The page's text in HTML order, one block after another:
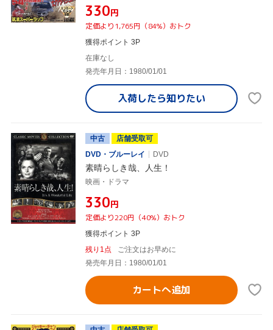
¥330円
定価より1,765円（84%）おトク
獲得ポイント 3P
在庫なし
発売年月日：1980/01/01
入荷したら知りたい
中古
店舗受取可
DVD・ブルーレイ
DVD
素晴らしき哉、人生！
映画・ドラマ
¥330円
定価より220円（40%）おトク
獲得ポイント 3P
残り1点
ご注文はお早めに
発売年月日：1980/01/01
カートへ追加